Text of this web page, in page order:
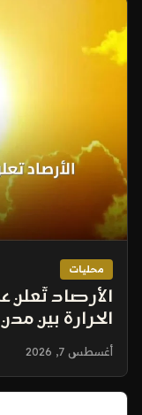
محليات
الأرصاد تُعلن
الحرارة بين
أغسطس 7, 2026